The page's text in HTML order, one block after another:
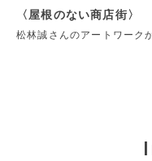
〈屋根のない商店街〉
松林誠さんのアートワーク